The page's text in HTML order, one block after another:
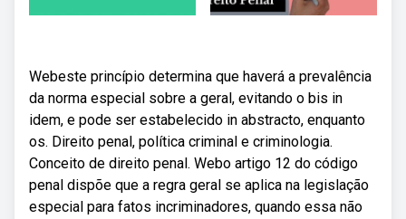
Webeste princípio determina que haverá a prevalência
da norma especial sobre a geral, evitando o bis in
idem, e pode ser estabelecido in abstracto, enquanto
os. Direito penal, política criminal e criminologia.
Conceito de direito penal. Webo artigo 12 do código
penal dispõe que a regra geral se aplica na legislação
especial para fatos incriminadores, quando essa não